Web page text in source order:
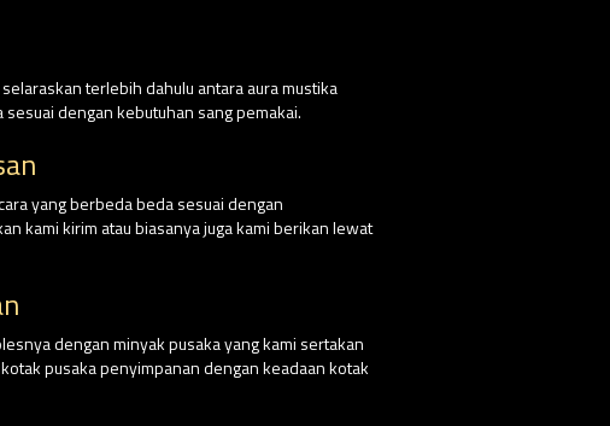
terlebih dahulu antara aura mustika
dengan kebutuhan sang pemakai.
yang berbeda beda sesuai dengan
kami kirim atau biasanya juga kami berikan lewat
dengan minyak pusaka yang kami sertakan
pusaka penyimpanan dengan keadaan kotak